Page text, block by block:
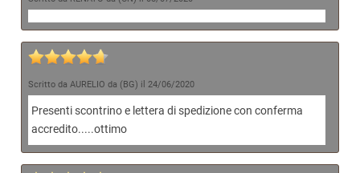
Scritto da AURELIO da (BG) il 24/06/2020
Presenti scontrino e lettera di spedizione con conferma
accredito.....ottimo